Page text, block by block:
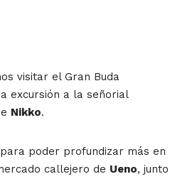
visitar el Gran Buda
excursión a la señorial
Nikko.
poder profundizar más en
callejero de Ueno, junto